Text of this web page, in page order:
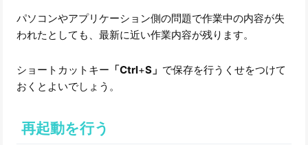
パソコンやアプリケーション側の問題で作業中の内容が失
われたとしても、最新に近い作業内容が残ります。
ショートカットキー 「Ctrl+S」 で保存を行うくせをつけて
おくとよいでしょう。
再起動を行う